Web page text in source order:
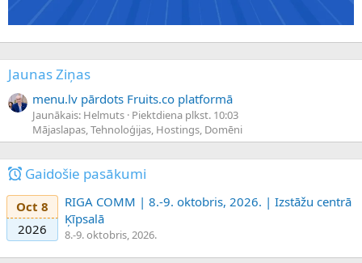
Jaunas Ziņas
menu.lv pārdots Fruits.co platformā
Jaunākais: Helmuts Piektdiena plkst. 10:03
Mājaslapas, Tehnoloģijas, Hostings, Domēni
Gaidošie pasākumi
Oct 8
2026
RIGA COMM | 8.-9. oktobris, 2026. | Izstāžu centrā
Ķīpsalā
8.-9. oktobris, 2026.